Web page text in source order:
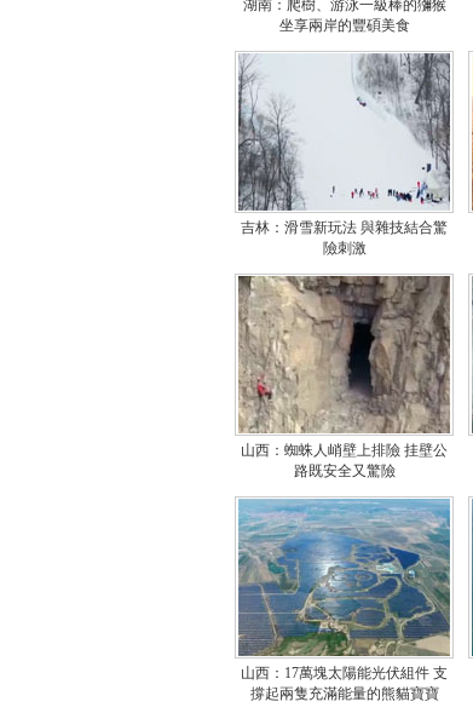
湖南：爬樹、游泳一級棒的獼猴
坐享兩岸的豐碩美食
吉林：滑雪新玩法 與雜技結合驚
險刺激
山西：蜘蛛人峭壁上排險 挂壁公
路既安全又驚險
山西：17萬塊太陽能光伏組件 支
撐起兩隻充滿能量的熊貓寶寶